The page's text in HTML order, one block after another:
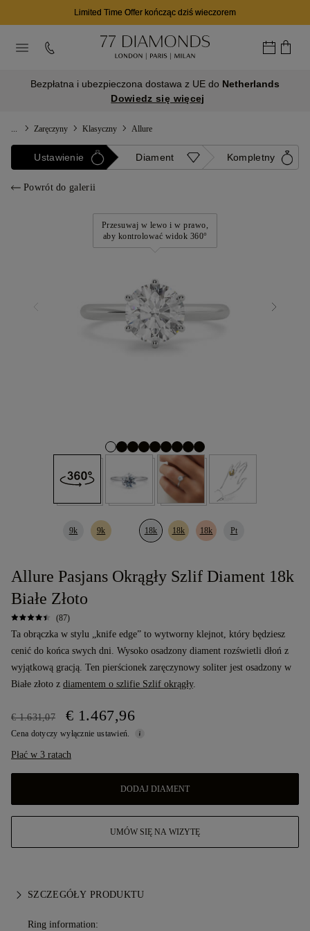
Limited Time Offer kończąc dziś wieczorem
Bezpłatna i ubezpieczona dostawa z UE do Netherlands
Dowiedz się więcej
Zaręczyny Klasyczny Allure
Ustawienie Diament Kompletny
Powrót do galerii
Przesuwaj w lewo i w prawo,
aby kontrolować widok 360°
9k 9k 18k 18k 18k Pt
Allure Pasjans Okrągły Szlif Diament 18k
Białe Złoto
(87)
Ta obrączka w stylu „knife edge” to wytworny klejnot, który będziesz
cenić do końca swych dni. Wysoko osadzony diament rozświetli dłoń z
wyjątkową gracją. Ten pierścionek zaręczynowy soliter jest osadzony w
Białe złoto z diamentem o szlifie Szlif okrągły.
€ 1.631,07 € 1.467,96
Cena dotyczy wyłącznie ustawień.
Płać w 3 ratach
DODAJ DIAMENT
UMÓW SIĘ NA WIZYTĘ
SZCZEGÓŁY PRODUKTU
Ring information: